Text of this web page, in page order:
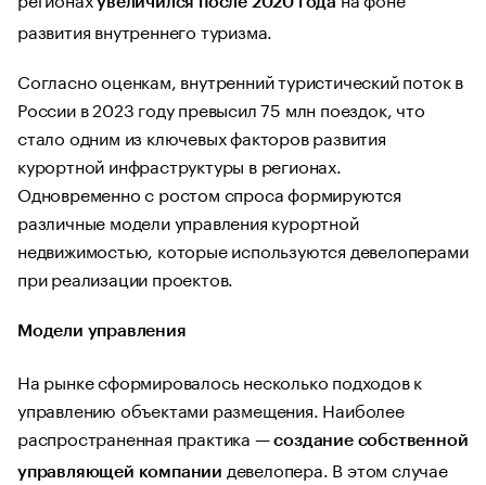
развития внутреннего туризма.
Согласно оценкам, внутренний туристический поток в
России в 2023 году превысил 75 млн поездок, что
стало одним из ключевых факторов развития
курортной инфраструктуры в регионах.
Одновременно с ростом спроса формируются
различные модели управления курортной
недвижимостью, которые используются девелоперами
при реализации проектов.
Модели управления
На рынке сформировалось несколько подходов к
управлению объектами размещения. Наиболее
распространенная практика —создание собственной
управляющей компании девелопера. В этом случае